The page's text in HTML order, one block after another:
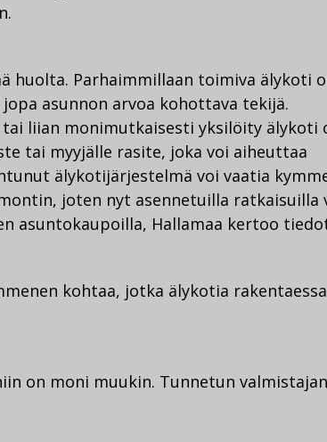
huolta. Parhaimmillaan toimiva älykoti
asunnon arvoa kohottava tekijä.
liian monimutkaisesti yksilöity älykoti
tai myyjälle rasite, joka voi aiheuttaa
älykotijärjestelmä voi vaatia
joten nyt asennetuilla ratkaisuilla
asuntokaupoilla, Hallamaa kertoo
kohtaa, jotka älykotia rakentaessa
on moni muukin. Tunnetun